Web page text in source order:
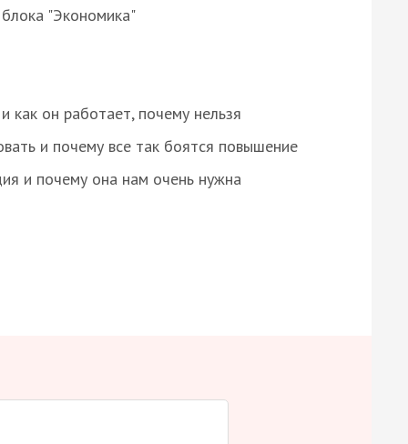
"Экономика"
как он работает, почему нельзя
и почему все так боятся повышение
и почему она нам очень нужна